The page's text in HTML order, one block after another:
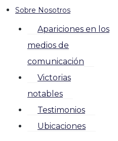
Sobre Nosotros
Apariciones en los
medios de
comunicación
Victorias
notables
Testimonios
Ubicaciones